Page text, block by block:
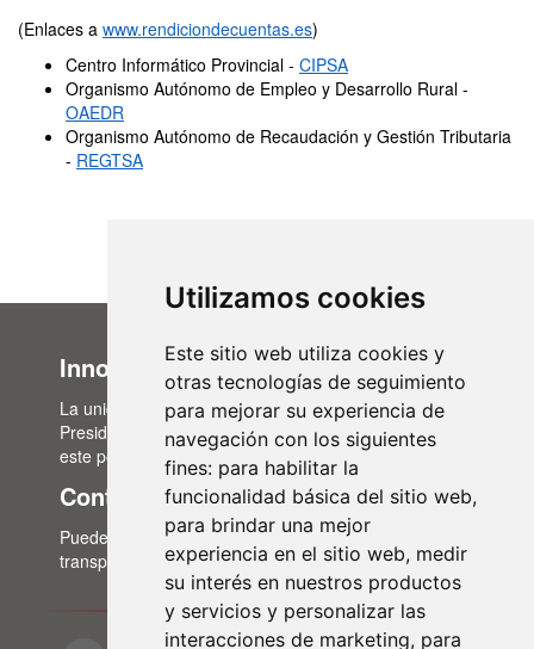
Utilizamos cookies
Este sitio web utiliza cookies y
otras tecnologías de seguimiento
para mejorar su experiencia de
navegación con los siguientes
fines: para habilitar la
funcionalidad básica del sitio web,
para brindar una mejor
experiencia en el sitio web, medir
su interés en nuestros productos
y servicios y personalizar las
interacciones de marketing, para
(Enlaces a www.rendiciondecuentas.es)
Centro Informático Provincial - CIPSA
Organismo Autónomo de Empleo y Desarrollo Rural -
OAEDR
Organismo Autónomo de Recaudación y Gestión Tributaria
- REGTSA
Innovación Administrativa
La unidad de Innovación Administrativa, del Área de
Presidencia, es la encargada de la actualización de
este portal de transparencia.
Contacto
Puedes contactar con nosotros a través del correo:
transparencia@lasalina.es